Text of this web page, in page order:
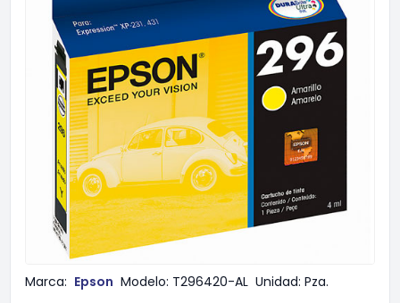
Marca: Epson Modelo: T296420-AL Unidad: Pza.